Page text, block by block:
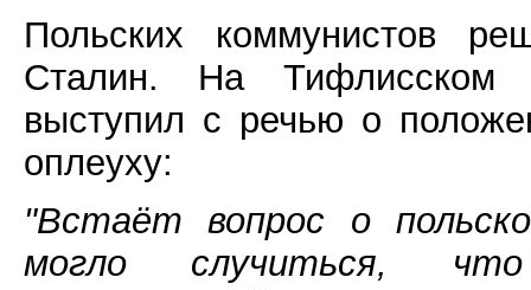
Польских коммунистов
Сталин. На Тифлисском
выступил с речью о
оплеуху:
"Встаёт вопрос о
могло случиться, что